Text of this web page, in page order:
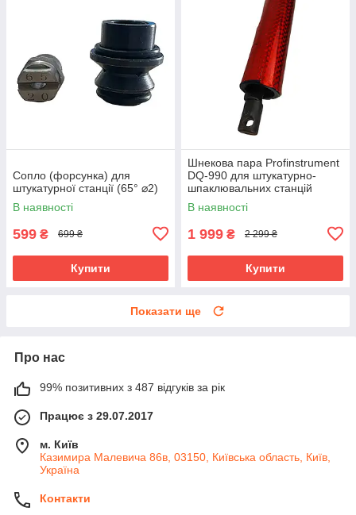
Сопло (форсунка) для
штукатурної станції (65° ⌀2)
В наявності
599 ₴ 699 ₴
Купити
Шнекова пара Profinstrument
DQ-990 для штукатурно-
шпаклювальних станцій
В наявності
1 999 ₴ 2 299 ₴
Купити
Показати ще
Про нас
99% позитивних з 487 відгуків за рік
Працює з 29.07.2017
м. Київ
Казимира Малевича 86в, 03150, Київська область, Київ,
Україна
Контакти